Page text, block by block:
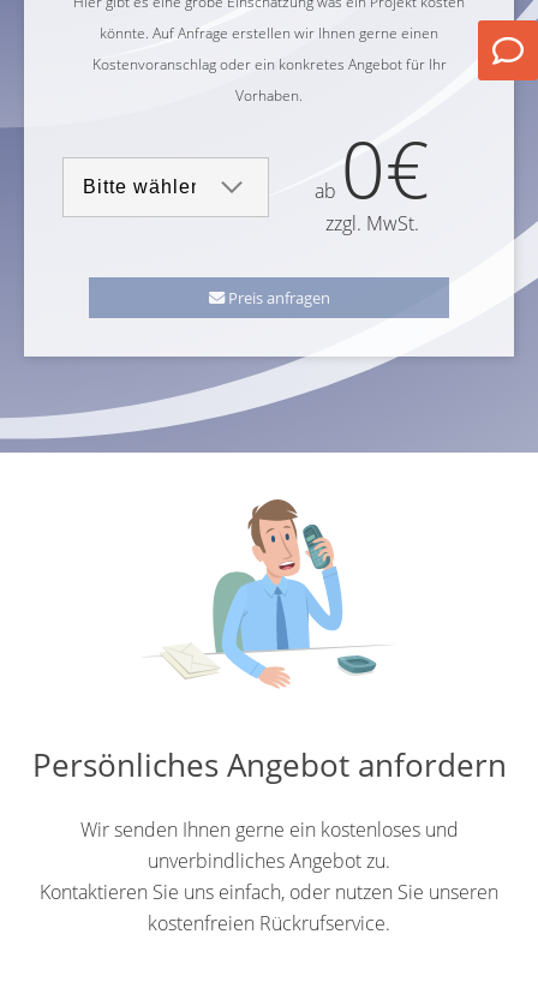
könnte. Auf Anfrage erstellen wir Ihnen gerne einen
Kostenvoranschlag oder ein konkretes Angebot für Ihr
Vorhaben.
ab 0€
zzgl. MwSt.
Preis anfragen
Persönliches Angebot anfordern
Wir senden Ihnen gerne ein kostenloses und
unverbindliches Angebot zu.
Kontaktieren Sie uns einfach, oder nutzen Sie unseren
kostenfreien Rückrufservice.